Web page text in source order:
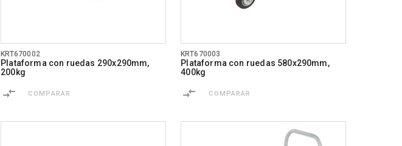
KRT670002
Plataforma con ruedas 290x290mm,
200kg
COMPARAR
KRT670003
Plataforma con ruedas 580x290mm,
400kg
COMPARAR